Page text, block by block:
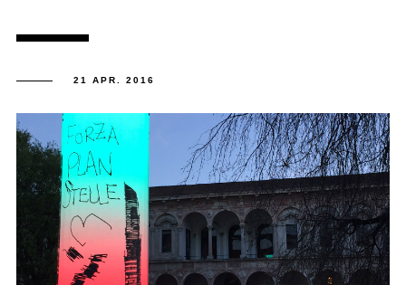
21 APR. 2016